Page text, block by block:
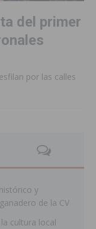
del primer
por las calles
y
de la CV
cultura local